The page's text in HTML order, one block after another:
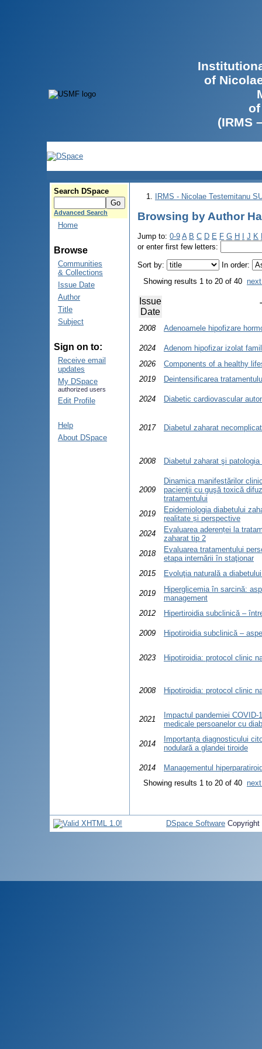
of
(IRMS
Search DSpace
Advanced Search
Home
Browse
Communities
& Collections
Issue Date
Author
Title
Subject
Sign on to:
Receive email
updates
My DSpace
authorized users
Edit Profile
Help
About DSpace
IRMS - Nicolae Testemitanu
Browsing by Author
Jump to: 0-9 A B C D E F G H J K
or enter first few letters:
Sort by:
In order:
Showing results 1 to 20 of 40
Issue
Date
2008 Adenoamele hipofizare
2024
Adenom hipofizar izolat
2026
Components of a healthy
2019
Deintensificarea
2024 Diabetic cardiovascular
2017 Diabetul zaharat
2008 Diabetul zaharat şi
2009
Dinamica manifestărilor
pacienţii cu guşă toxică
tratamentului
2019
Epidemiologia diabetului
realitate și perspective
2024
Evaluarea aderenței la
zaharat tip 2
2018
Evaluarea tratamentului
etapa internării în staţionar
2015
Evoluţia naturală a
2019
Hiperglicemia în sarcină:
management
2012
Hipertiroidia subclinică –
2009 Hipotiroidia subclinică –
2023 Hipotiroidia: protocol clinic
2008 Hipotiroidia: protocol clinic
2021
Impactul pandemiei
medicale persoanelor cu
2014
Importanța diagnosticului
nodulară a glandei tiroide
2014
Managementul
Showing results 1 to 20 of 40
DSpace Software